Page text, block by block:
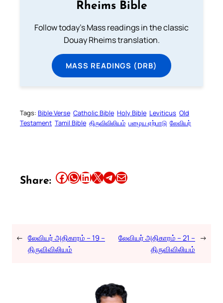
Rheims Bible
Follow today's Mass readings in the classic
Douay Rheims translation.
MASS READINGS (DRB)
Tags: Bible Verse Catholic Bible Holy Bible Leviticus Old
Testament Tamil Bible திருவிவிலியம் பழைய ஏற்பாடு லேவியர்
Share: Share this article on Facebook Share this article on WhatsApp Share this article on LinkedIn Share this article on X Share this article on TelegramEmail this Article
← லேவியர் அதிகாரம் – 19 –
திருவிவிலியம்
லேவியர் அதிகாரம் – 21 –
திருவிவிலியம்
→